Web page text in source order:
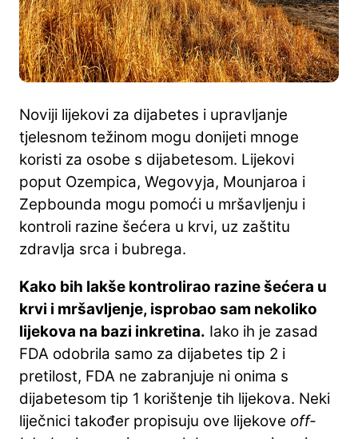
Noviji lijekovi za dijabetes i upravljanje
tjelesnom težinom mogu donijeti mnoge
koristi za osobe s dijabetesom. Lijekovi
poput Ozempica, Wegovyja, Mounjaroa i
Zepbounda mogu pomoći u mršavljenju i
kontroli razine šećera u krvi, uz zaštitu
zdravlja srca i bubrega.
Kako bih lakše kontrolirao razine šećera u
krvi i mršavljenje, isprobao sam nekoliko
lijekova na bazi inkretina. Iako ih je zasad
FDA odobrila samo za dijabetes tip 2 i
pretilost, FDA ne zabranjuje ni onima s
dijabetesom tip 1 korištenje tih lijekova. Neki
liječnici također propisuju ove lijekove off-